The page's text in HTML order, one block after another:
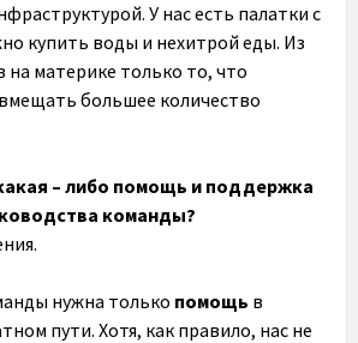
У нас есть палатки с
купить воды и нехитрой еды. Из
материке только то, что
большее количество
– либо помощь и поддержка
команды?
нужна только помощь в
пути. Хотя, как правило, нас не